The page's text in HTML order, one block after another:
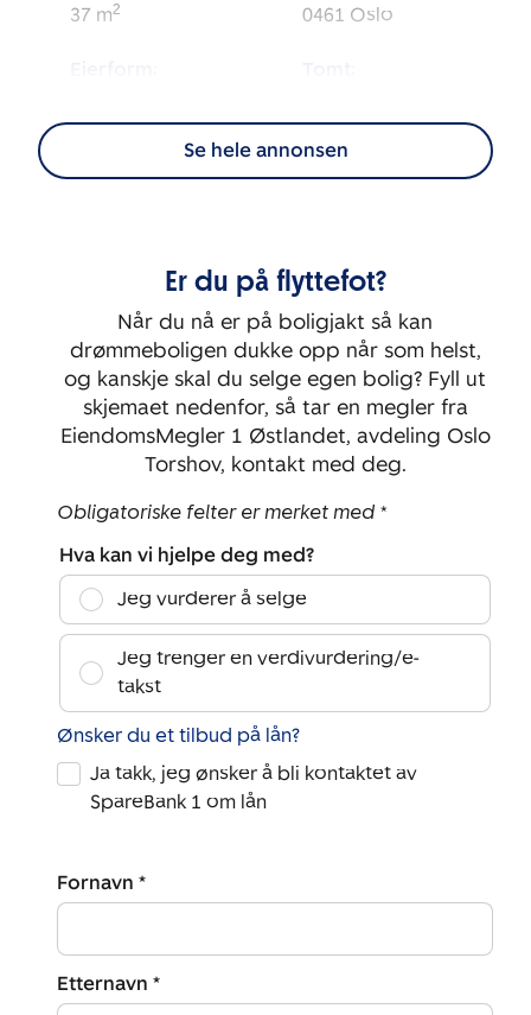
37 m2
0461 Oslo
Energimerking:
BRA-i:
1
Rom:
2
Soverom:
1
Se hele annonsen
Er du på flyttefot?
Når du nå er på boligjakt så kan
drømmeboligen dukke opp når som helst,
og kanskje skal du selge egen bolig? Fyll ut
skjemaet nedenfor, så tar en megler fra
EiendomsMegler 1 Østlandet, avdeling Oslo
Torshov, kontakt med deg.
Obligatoriske felter er merket med *
Hva kan vi hjelpe deg med?
Jeg vurderer å selge
Jeg trenger en verdivurdering/e-
takst
Ønsker du et tilbud på lån?
Ja takk, jeg ønsker å bli kontaktet av
SpareBank 1 om lån
Fornavn *
Etternavn *